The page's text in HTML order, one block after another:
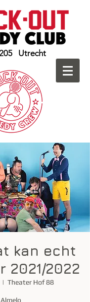
Utrecht
kan echt
2021/2022
|
Theater Hof 88
Almelo